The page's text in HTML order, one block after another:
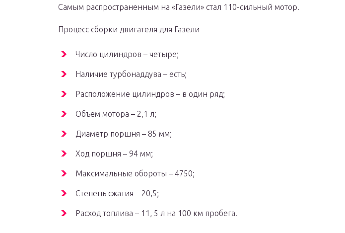
Самым распространенным на «Газели» стал 110-сильный мотор.
Процесс сборки двигателя для Газели
Число цилиндров – четыре;
Наличие турбонаддува – есть;
Расположение цилиндров – в один ряд;
Объем мотора – 2,1 л;
Диаметр поршня – 85 мм;
Ход поршня – 94 мм;
Максимальные обороты – 4750;
Степень сжатия – 20,5;
Расход топлива – 11, 5 л на 100 км пробега.